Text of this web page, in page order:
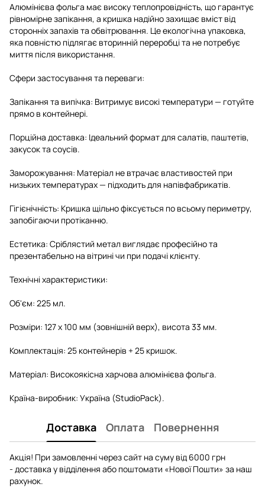
Алюмінієва фольга має високу теплопровідність, що гарантує
рівномірне запікання, а кришка надійно захищає вміст від
сторонніх запахів та обвітрювання. Це екологічна упаковка,
яка повністю підлягає вторинній переробці та не потребує
миття після використання.
Сфери застосування та переваги:
Запікання та випічка: Витримує високі температури — готуйте
прямо в контейнері.
Порційна доставка: Ідеальний формат для салатів, паштетів,
закусок та соусів.
Заморожування: Матеріал не втрачає властивостей при
низьких температурах — підходить для напівфабрикатів.
Гігієнічність: Кришка щільно фіксується по всьому периметру,
запобігаючи протіканню.
Естетика: Сріблястий метал виглядає професійно та
презентабельно на вітрині чи при подачі клієнту.
Технічні характеристики:
Об'єм: 225 мл.
Розміри: 127 х 100 мм (зовнішній верх), висота 33 мм.
Комплектація: 25 контейнерів + 25 кришок.
Матеріал: Високоякісна харчова алюмінієва фольга.
Країна-виробник: Україна (StudioPack).
Доставка Оплата Повернення
Акція! При замовленні через сайт на суму від 6000 грн
- доставка у відділення або поштомати «Нової Пошти» за наш
рахунок.